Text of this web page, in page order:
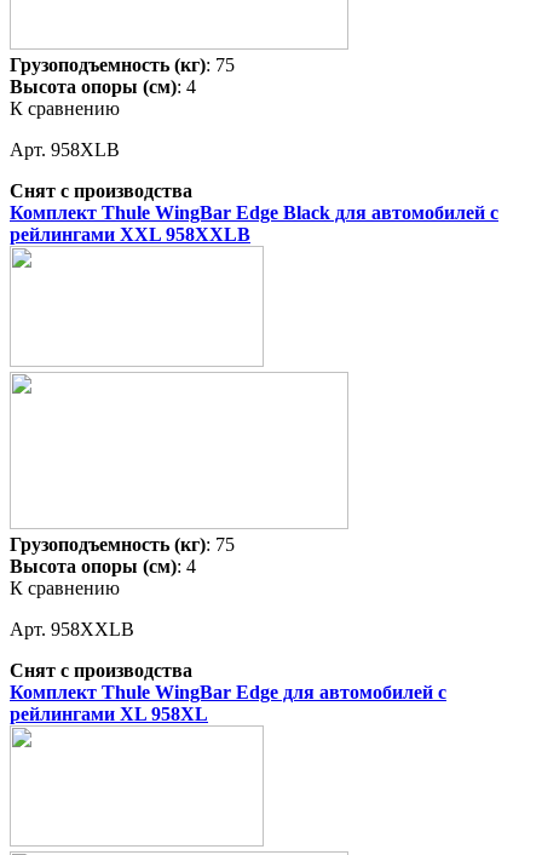
Грузоподъемность (кг): 75
Высота опоры (см): 4
К сравнению
Арт. 958XLB
Снят с производства
Комплект Thule WingBar Edge Black для автомобилей с
рейлингами XXL 958XXLB
Грузоподъемность (кг): 75
Высота опоры (см): 4
К сравнению
Арт. 958XXLB
Снят с производства
Комплект Thule WingBar Edge для автомобилей с
рейлингами XL 958XL